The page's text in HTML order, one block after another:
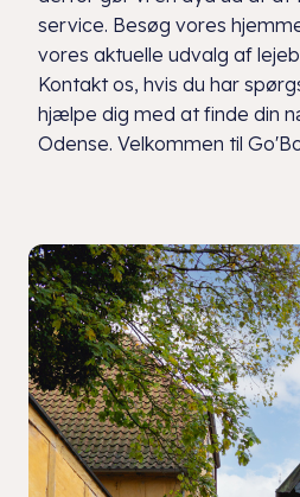
service. Besøg vores
vores aktuelle udvalg af
Kontakt os, hvis du har
hjælpe dig med at finde din
Odense. Velkommen til